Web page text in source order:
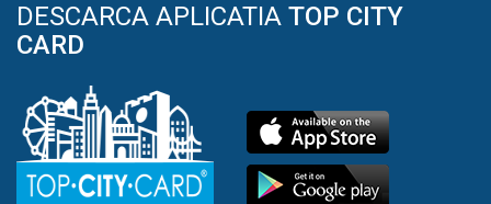
DESCARCA APLICATIA TOP CITY
CARD